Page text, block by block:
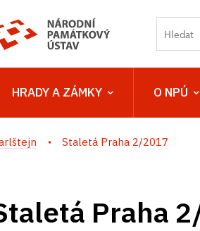
HRADY A ZÁMKY O NPÚ
Staletá Praha 2/2017
Praha